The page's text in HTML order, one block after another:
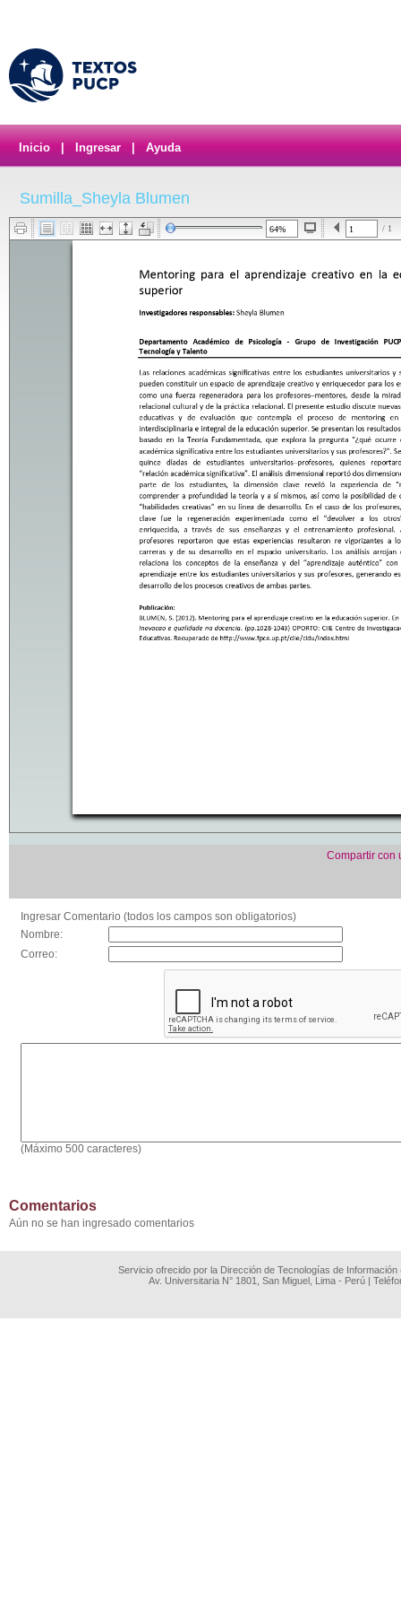
Inicio Ingresar Ayuda
Sumilla_Sheyla Blumen
/ 1
Compartir con
Ingresar Comentario (todos los campos son obligatorios)
Nombre:
Correo:
(Máximo 500 caracteres)
Comentarios
Aún no se han ingresado comentarios
Servicio ofrecido por la Dirección de Tecnologías de
Av. Universitaria N° 1801, San Miguel, Lima - Perú |